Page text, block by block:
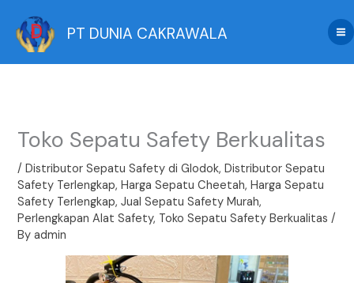
content
PT DUNIA CAKRAWALA
Toko Sepatu Safety Berkualitas
/Distributor Sepatu Safety di Glodok,Distributor Sepatu
Safety Terlengkap,Harga Sepatu Cheetah,Harga Sepatu
Safety Terlengkap,Jual Sepatu Safety Murah,
Perlengkapan Alat Safety, Toko Sepatu Safety Berkualitas /
Byadmin